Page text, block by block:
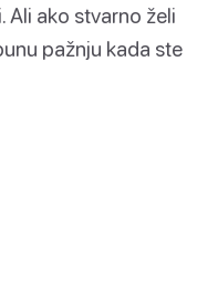
Ali ako stvarno želi
pažnju kada ste